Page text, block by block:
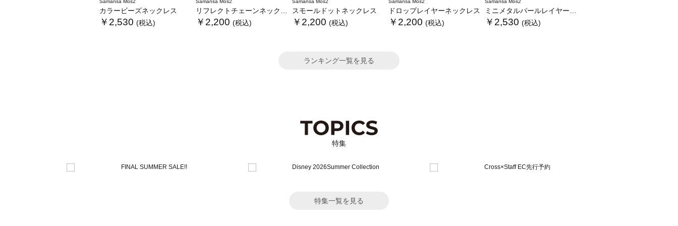
Samansa Mos2
カラービーズネックレス
￥2,530 (税込)
Samansa Mos2
リフレクトチェーンネックレス
￥2,200 (税込)
Samansa Mos2
スモールドットネックレス
￥2,200 (税込)
Samansa Mos2
ドロップレイヤーネックレス
￥2,200 (税込)
Samansa Mos2
ミニメタルパールレイヤーネックレス
￥2,530 (税込)
ランキング一覧を見る
特集
特集一覧を見る